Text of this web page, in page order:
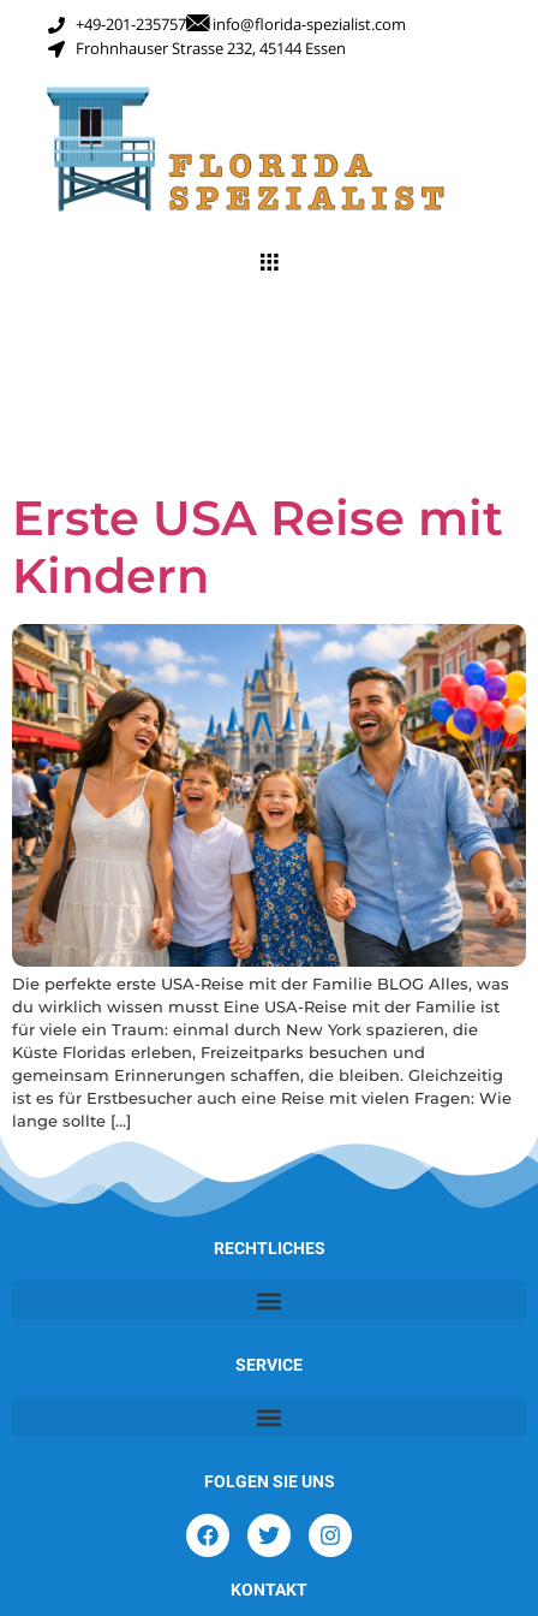
+49-201-235757
info@florida-spezialist.com
Frohnhauser Strasse 232, 45144 Essen
Erste USA Reise mit
Kindern
Die perfekte erste USA-Reise mit der Familie BLOG Alles, was
du wirklich wissen musst Eine USA-Reise mit der Familie ist
für viele ein Traum: einmal durch New York spazieren, die
Küste Floridas erleben, Freizeitparks besuchen und
gemeinsam Erinnerungen schaffen, die bleiben. Gleichzeitig
ist es für Erstbesucher auch eine Reise mit vielen Fragen: Wie
lange sollte […]
RECHTLICHES
SERVICE
FOLGEN SIE UNS
KONTAKT